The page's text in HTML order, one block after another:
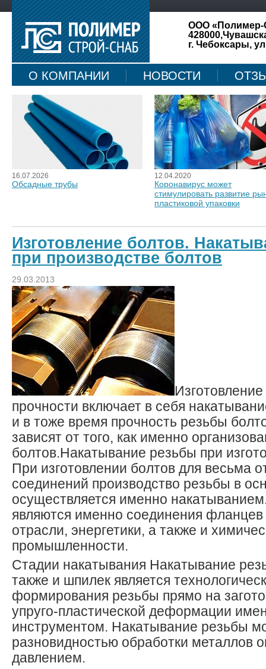
ООО «Полимер-
г. Чебоксары,
О КОМПАНИИ НОВОСТИ
КАРТА САЙТА
16.07.2026
Обсадные трубы
12.04.2020
Коронавирус может
стимулировать развитие
пластиковой упаковки
Изготовление болтов.
при производстве болтов
29.03.2013
прочности включает в себя
и в тоже время прочность резьбы
зависят от того, как именно
болтов.Накатывание резьбы при
При изготовлении болтов для весьма
соединений производство резьбы в
осуществляется именно
являются именно соединения фланцев
отрасли, энергетики, а также и
промышленности.
Стадии накатывания Накатывание
также и шпилек является
формирования резьбы прямо на
упруго-пластической деформации
инструментом. Накатывание резьбы
разновидностью обработки металлов
давлением.